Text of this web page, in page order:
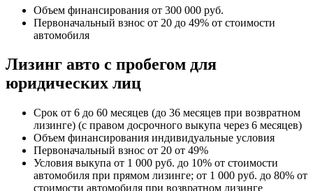
Объем финансирования от 300 000 руб.
Первоначальный взнос от 20 до 49% от стоимости
автомобиля
Лизинг авто с пробегом для
юридических лиц
Срок от 6 до 60 месяцев (до 36 месяцев при возвратном
лизинге) (с правом досрочного выкупа через 6 месяцев)
Объем финансирования индивидуальные условия
Первоначальный взнос от 20 от 49%
Условия выкупа от 1 000 руб. до 10% от стоимости
автомобиля при прямом лизинге; от 1 000 руб. до 80% от
стоимости автомобиля при возвратном лизинге